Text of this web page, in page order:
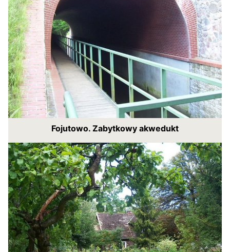
Fojutowo. Zabytkowy akwedukt